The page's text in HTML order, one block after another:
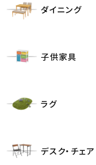
ダイニング
子供家具
ラグ
デスク・チェア